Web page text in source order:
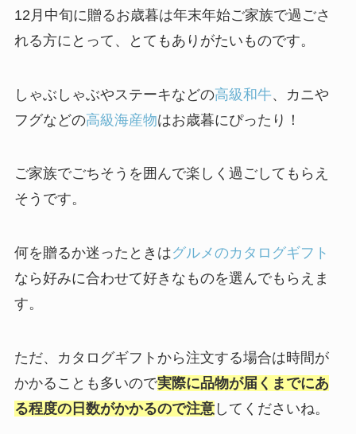
12月中旬に贈るお歳暮は年末年始ご家族で過ごさ
れる方にとって、とてもありがたいものです。
しゃぶしゃぶやステーキなどの高級和牛、カニや
フグなどの高級海産物はお歳暮にぴったり！
ご家族でごちそうを囲んで楽しく過ごしてもらえ
そうです。
何を贈るか迷ったときはグルメのカタログギフト
なら好みに合わせて好きなものを選んでもらえま
す。
ただ、カタログギフトから注文する場合は時間が
かかることも多いので実際に品物が届くまでにあ
る程度の日数がかかるので注意してくださいね。